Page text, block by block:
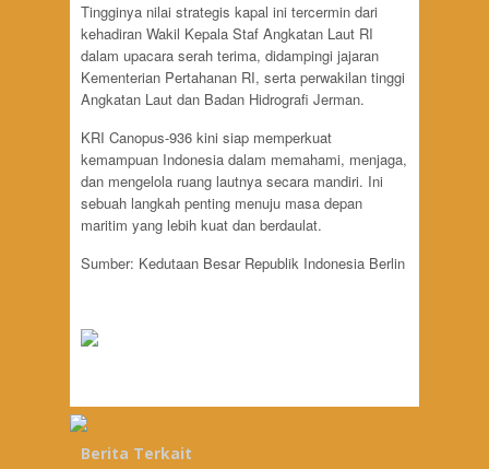
Tingginya nilai strategis kapal ini tercermin dari
kehadiran Wakil Kepala Staf Angkatan Laut RI
dalam upacara serah terima, didampingi jajaran
Kementerian Pertahanan RI, serta perwakilan tinggi
Angkatan Laut dan Badan Hidrografi Jerman.
KRI Canopus-936 kini siap memperkuat
kemampuan Indonesia dalam memahami, menjaga,
dan mengelola ruang lautnya secara mandiri. Ini
sebuah langkah penting menuju masa depan
maritim yang lebih kuat dan berdaulat.
Sumber: Kedutaan Besar Republik Indonesia Berlin
Berita Terkait